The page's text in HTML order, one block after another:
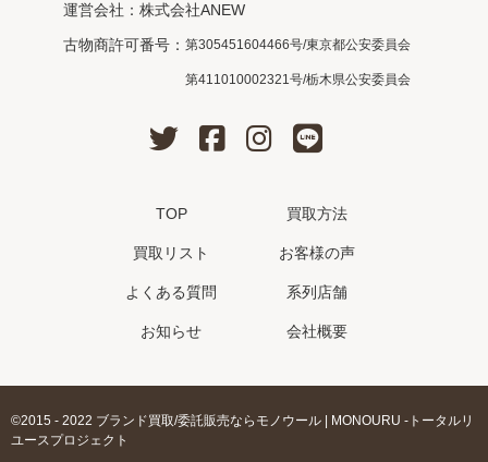
運営会社：株式会社ANEW
古物商許可番号： 第305451604466号/東京都公安委員会
第411010002321号/栃木県公安委員会
TOP 買取方法
買取リスト お客様の声
よくある質問 系列店舗
お知らせ 会社概要
©2015 - 2022 ブランド買取/委託販売ならモノウール | MONOURU -トータルリ
ユースプロジェクト